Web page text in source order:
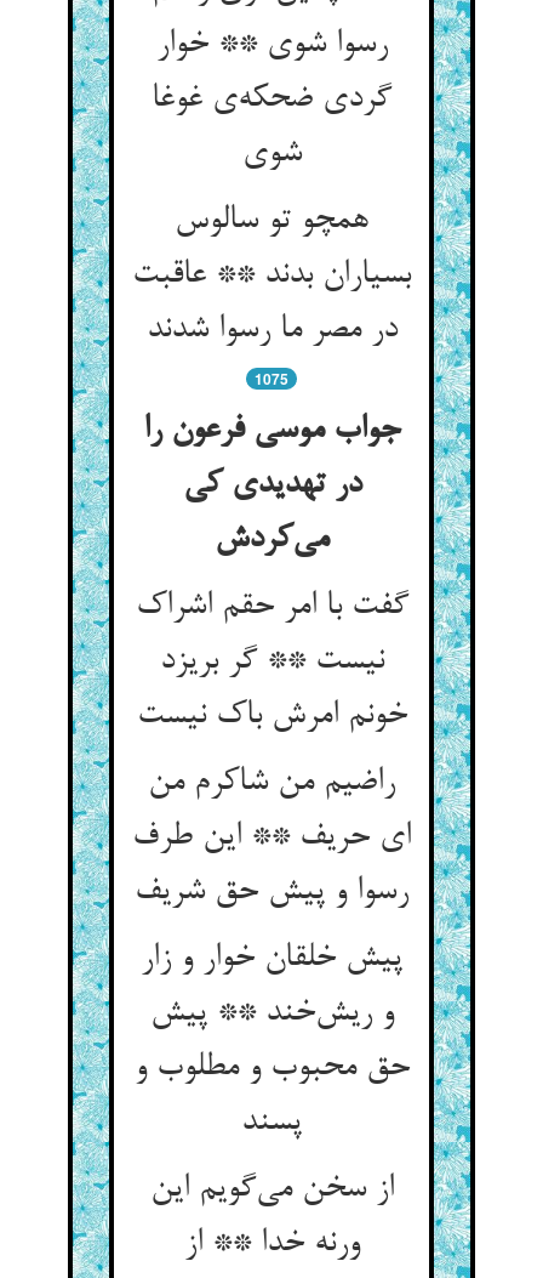
رسوا شوی ** خوار
گردی ضحکه‌ی غوغا
شوی
همچو تو سالوس
بسیاران بدند ** عاقبت
در مصر ما رسوا شدند
1075
جواب موسی فرعون را
در تهدیدی کی
می‌کردش
گفت با امر حقم اشراک
نیست ** گر بریزد
خونم امرش باک نیست
راضیم من شاکرم من
ای حریف ** این طرف
رسوا و پیش حق شریف
پیش خلقان خوار و زار
و ریش‌خند ** پیش
حق محبوب و مطلوب و
پسند
از سخن می‌گویم این
ورنه خدا ** از